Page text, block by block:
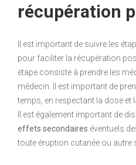
récupération
Il est important de suivre les
pour faciliter la récupération
étape consiste à prendre les
médecin. Il est important de
temps, en respectant la dose et
Il est également important de
effets secondaires éventuels
toute éruption cutanée ou autre